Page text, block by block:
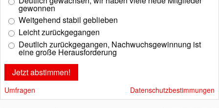
gewonnen
Weitgehend stabil geblieben
Leicht zurückgegangen
Deutlich zurückgegangen, Nachwuchsgewinnung ist
eine große Herausforderung
Umfragen Datenschutzbestimmungen